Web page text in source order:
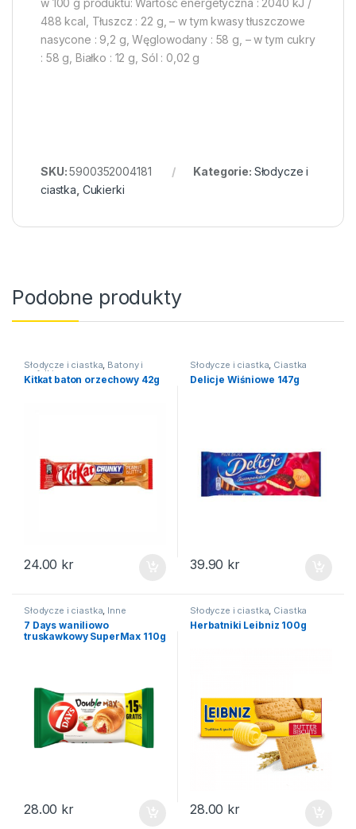
w 100 g produktu: Wartość energetyczna : 2040 kJ /
488 kcal, Tłuszcz : 22 g, – w tym kwasy tłuszczowe
nasycone : 9,2 g, Węglowodany : 58 g, – w tym cukry
: 58 g, Białko : 12 g, Sól : 0,02 g
SKU:5900352004181 Kategorie: Słodycze i
ciastka Cukierki
Podobne produkty
Słodycze i ciastka, Batony i
wafelki
Kitkat baton orzechowy 42g
24.00 kr
Słodycze i ciastka, Ciastka
Delicje Wiśniowe 147g
39.90 kr
Słodycze i ciastka, Inne
słodycze
7 Days waniliowo
truskawkowy SuperMax 110g
28.00 kr
Słodycze i ciastka, Ciastka
Herbatniki Leibniz 100g
28.00 kr